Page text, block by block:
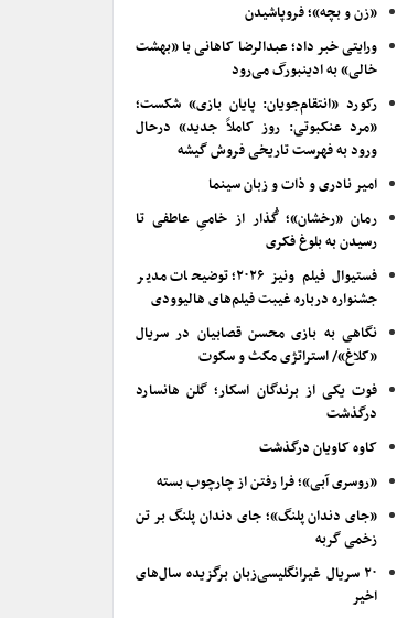
«زن و بچه»؛ فروپاشیدن
ورایتی خبر داد؛ عبدالرضا کاهانی با «بهشت
خالی» به ادینبورگ می‌رود
رکورد «انتقام‌جویان: پایان بازی» شکست؛
«مرد عنکبوتی: روز کاملاً جدید» درحال
ورود به فهرست تاریخی فروش گیشه
امیر نادری و ذات و زبان سینما
رمان «رخشان»؛ گُذار از خامیِ عاطفی تا
رسیدن به بلوغ فکری
فستیوال فیلم ونیز ۲۰۲۶؛ توضیحات مدیر
جشنواره درباره غیبت فیلم‌های هالیوودی
نگاهی به بازی محسن قصابیان در سریال
«کلاغ»/ استراتژی مکث و سکوت
فوت یکی از برندگان اسکار؛ گلن هانسارد
درگذشت
کاوه کاویان درگذشت
«روسری آبی»؛ فرا رفتن از چارچوب بسته
«جای دندان پلنگ»؛ جای دندان پلنگ بر تن
زخمی گربه
۲۰ سریال غیرانگلیسی‌زبان برگزیده سال‌های
اخیر